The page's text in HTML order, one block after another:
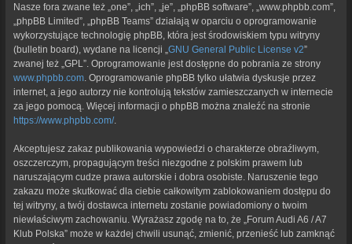
Nasze fora zwane też „one”, „ich”, „je”, „phpBB software”, „www.phpbb.com”,
„phpBB Limited”, „phpBB Teams” działają w oparciu o oprogramowanie
wykorzystujące technologię phpBB, która jest środowiskiem typu witryny
(bulletin board), wydane na licencji „ GNU General Public License v2”
zwanej też „GPL”. Oprogramowanie jest dostępne do pobrania ze strony
www.phpbb.com . Oprogramowanie phpBB tylko ułatwia dyskusje przez
internet, a jego autorzy nie kontrolują tekstów zamieszczanych w internecie
za jego pomocą. Więcej informacji o phpBB można znaleźć na stronie
https://www.phpbb.com/.
Akceptujesz zakaz publikowania wypowiedzi o charakterze obraźliwym,
oszczerczym, propagującym treści niezgodne z polskim prawem lub
naruszającym cudze prawa autorskie i dobra osobiste. Naruszenie tego
zakazu może skutkować dla ciebie całkowitym zablokowaniem dostępu do
tej witryny, a twój dostawca internetu zostanie powiadomiony o twoim
niewłaściwym zachowaniu. Wyrażasz zgodę na to, że „Forum Audi A6 / A7
Klub Polska” może w każdej chwili usunąć, zmienić, przenieść lub zamknąć